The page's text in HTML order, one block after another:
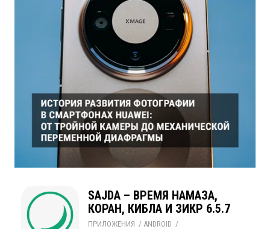
SAJDA – ВРЕМЯ НАМАЗА,
КОРАН, КИБЛА И ЗИКР 6.5.7
ПРИЛОЖЕНИЯ / ANDROID /